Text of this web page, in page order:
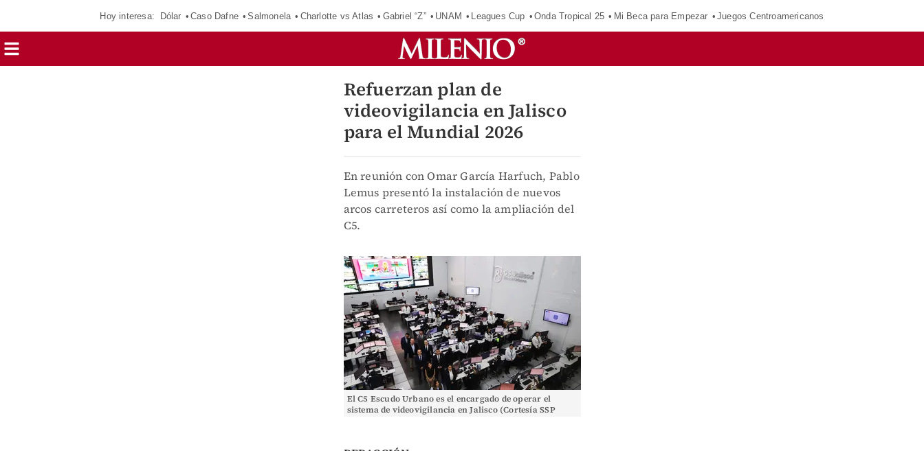
Hoy interesa: Dólar Caso Dafne Salmonela Charlotte vs Atlas Gabriel “Z” UNAM Leagues Cup Onda Tropical 25 Mi Beca para Empezar Juegos Centroamericanos
Refuerzan plan de
videovigilancia en Jalisco
para el Mundial 2026
En reunión con Omar García Harfuch, Pablo
Lemus presentó la instalación de nuevos
arcos carreteros así como la ampliación del
C5.
El C5 Escudo Urbano es el encargado de operar el
sistema de videovigilancia en Jalisco (Cortesía SSP